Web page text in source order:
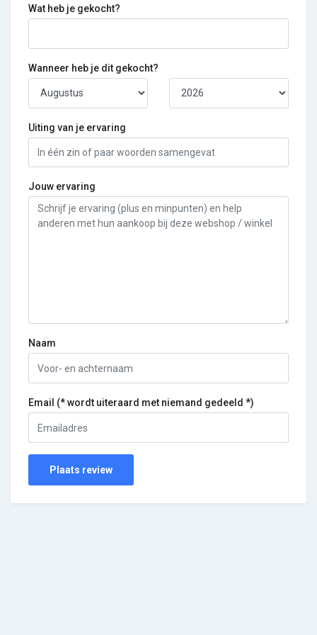
Wat heb je gekocht?
Wanneer heb je dit gekocht?
Uiting van je ervaring
Jouw ervaring
Naam
Email (* wordt uiteraard met niemand gedeeld *)
Plaats review